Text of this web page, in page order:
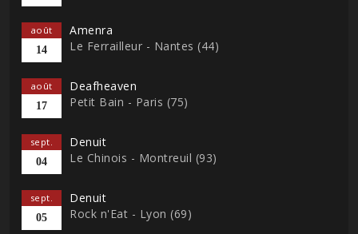
août
14
Amenra
Le Ferrailleur - Nantes (44)
août
17
Deafheaven
Petit Bain - Paris (75)
sept.
04
Denuit
Le Chinois - Montreuil (93)
sept.
05
Denuit
Rock n'Eat - Lyon (69)